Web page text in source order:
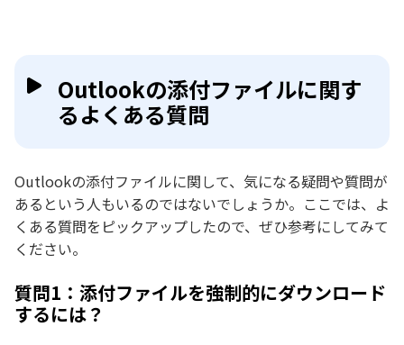
Outlookの添付ファイルに関す
るよくある質問
Outlookの添付ファイルに関して、気になる疑問や質問が
あるという人もいるのではないでしょうか。ここでは、よ
くある質問をピックアップしたので、ぜひ参考にしてみて
ください。
質問1：添付ファイルを強制的にダウンロード
するには？